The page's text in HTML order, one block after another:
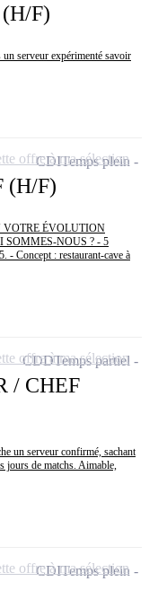
F)
serveur expérimenté savoir
(H/F)
VOTRE ÉVOLUTION
SOMMES-NOUS ? - 5
- Concept : restaurant-cave à
CDITemps plein
offre à ma sélection
/ CHEF
un serveur confirmé, sachant
jours de matchs. Aimable,
CDDTemps partiel
offre à ma sélection
CDITemps plein
offre à ma sélection